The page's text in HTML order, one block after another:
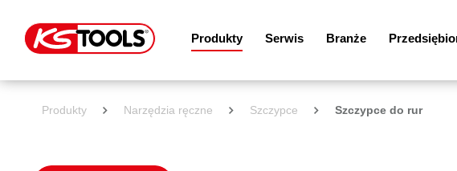
Produkty Serwis Branże
Produkty Narzędzia ręczne Szczypce Szczypce do rur